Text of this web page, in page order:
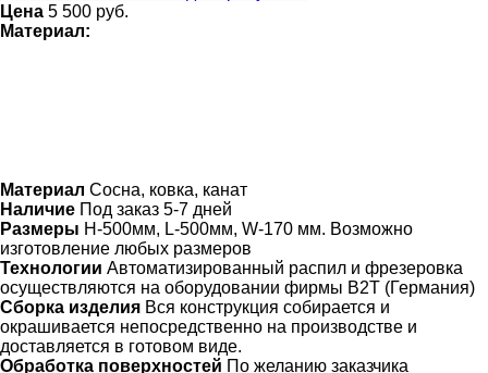
Цена 5 500 руб.
Материал:
Материал Сосна, ковка, канат
Наличие Под заказ 5-7 дней
Размеры H-500мм, L-500мм, W-170 мм. Возможно
изготовление любых размеров
Технологии Автоматизированный распил и фрезеровка
осуществляются на оборудовании фирмы B2T (Германия)
Сборка изделия Вся конструкция собирается и
окрашивается непосредственно на производстве и
доставляется в готовом виде.
Обработка поверхностей По желанию заказчика